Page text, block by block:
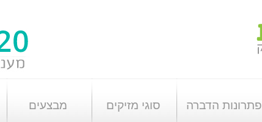
פתרונות הדברה סוגי מזיקים מבצעים